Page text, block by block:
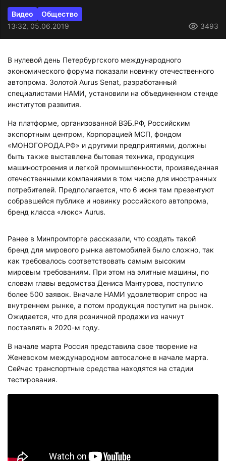
Видео
Общество
13:32, 05.06.2019
3493
В нулевой день Петербургского международного
экономического форума показали новинку отечественного
автопрома. Золотой Aurus Senat, разработанный
специалистами НАМИ, установили на объединенном стенде
институтов развития.
На платформе, организованной ВЭБ.РФ, Российским
экспортным центром, Корпорацией МСП, фондом
«МОНОГОРОДА.РФ» и другими предприятиями, должны
быть также выставлена бытовая техника, продукция
машиностроения и легкой промышленности, произведенная
отечественными компаниями в том числе для иностранных
потребителей. Предполагается, что 6 июня там презентуют
собравшейся публике и новинку российского автопрома,
бренд класса «люкс» Aurus.
Ранее в Минпромторге рассказали, что создать такой
бренд для мирового рынка автомобилей было сложно, так
как требовалось соответствовать самым высоким
мировым требованиям. При этом на элитные машины, по
словам главы ведомства Дениса Мантурова, поступило
более 500 заявок. Вначале НАМИ удовлетворит спрос на
внутреннем рынке, а потом продукция поступит на рынок.
Ожидается, что для розничной продажи из начнут
поставлять в 2020-м году.
В начале марта Россия представила свое творение на
Женевском международном автосалоне в начале марта.
Сейчас транспортные средства находятся на стадии
тестирования.